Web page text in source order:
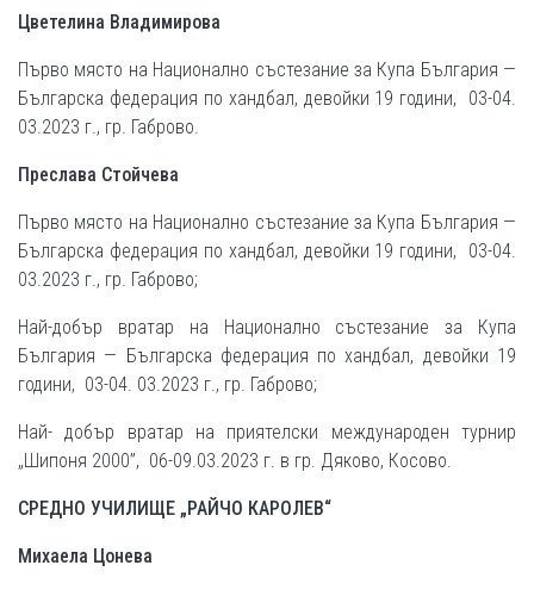
Цветелина Владимирова
Първо място на Национално състезание за Купа България —
Българска федерация по хандбал, девойки 19 години, 03-04.
03.2023 г., гр. Габрово.
Преслава Стойчева
Първо място на Национално състезание за Купа България —
Българска федерация по хандбал, девойки 19 години, 03-04.
03.2023 г., гр. Габрово;
Най-добър вратар на Национално състезание за Купа
България — Българска федерация по хандбал, девойки 19
години, 03-04. 03.2023 г., гр. Габрово;
Най- добър вратар на приятелски международен турнир
„Шипоня 2000”, 06-09.03.2023 г. в гр. Дяково, Косово.
СРЕДНО УЧИЛИЩЕ „РАЙЧО КАРОЛЕВ“
Михаела Цонева